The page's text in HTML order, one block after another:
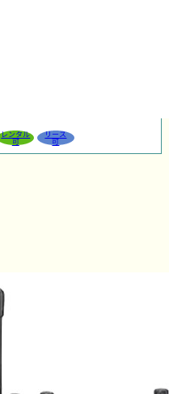
レンタル
可
リース
可